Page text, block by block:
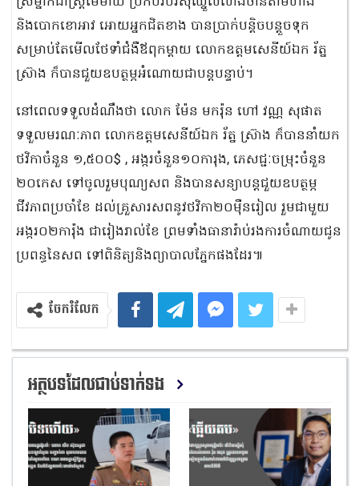
និងបោកខោអាវ អោយអ្នកជិតខាង បានប្រាក់បន្តិចបន្តួចទុក
សម្រាប់តែមើលថែទាំជំងឺឪពុកម្តាយ លោកឧត្តមសេនីយ៍ឯក រ័ត្ន
ស្រ៊ាង ក៏បានជួយឧបត្ថម្ភអំណោយជាបន្តបន្ទាប់។
នៅពេលទទួលដំណឹងថា លោក ម៉ែន មករ៉ុន ហៅ វណ្ណ សុផាត
ទទួលមរណៈភាព លោកឧត្តមសេនីយ៍ឯក រ័ត្ន ស្រ៊ាង ក៏បាននាំយក
ថវិកាចំនួន ១,៥០០$ , អង្ករចំនួន១០ការុង, ភេសជ្ជៈចម្រុះចំនួន
២០កេស ទៅចូលរួមបុណ្យសព និងបានសន្យាបន្តជួយឧបត្ថម្ភ
ជីវភាពប្រចាំខែ ដល់គ្រួសារសពនូវថវិកា២០ម៉ឺនរៀល រួមជាមួយ
អង្ករ០២ការ៉ុង ជារៀងរាល់ខែ ព្រមទាំងធានារ៉ាប់រងការចំណាយជូន
ប្រពន្ធនៃសព ទៅពិនិត្យនិងព្យាបាលភ្នែកផងដែរ៕
ចែករំលែក
អត្ថបទដែលជាប់ទាក់ទង